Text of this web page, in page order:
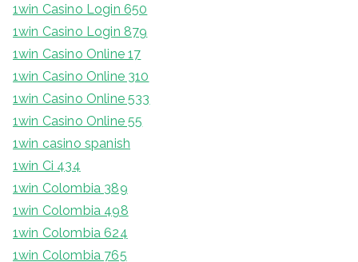
1win Casino Login 650
1win Casino Login 879
1win Casino Online 17
1win Casino Online 310
1win Casino Online 533
1win Casino Online 55
1win casino spanish
1win Ci 434
1win Colombia 389
1win Colombia 498
1win Colombia 624
1win Colombia 765